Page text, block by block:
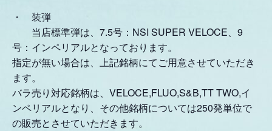
・ 装弾
当店標準弾は、7.5号：NSI SUPER VELOCE、9
号：インペリアルとなっております。
指定が無い場合は、上記銘柄にてご用意させていただき
ます。
バラ売り対応銘柄は、VELOCE,FLUO,S&B,TT TWO,イ
ンペリアルとなり、その他銘柄については250発単位で
の販売とさせていただきます。